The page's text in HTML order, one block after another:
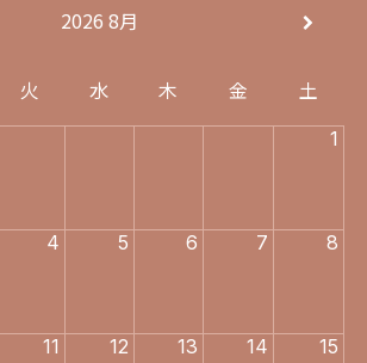
2026 8月
火 水 木 金 土
1
4 5 6 7 8
11 12 13 14 15